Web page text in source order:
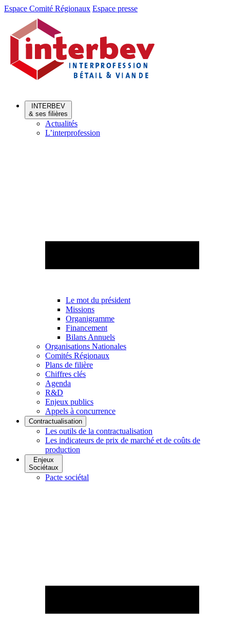
Aller
Aller
contenu
Espace Comité Régionaux Espace presse
INTERBEV
& ses filières
Actualités
L’interprofession
Le mot du président
Missions
Organigramme
Financement
Bilans Annuels
Organisations Nationales
Comités Régionaux
Plans de filière
Chiffres clés
Agenda
R&D
Enjeux publics
Appels à concurrence
Contractualisation
Les outils de la contractualisation
Les indicateurs de prix de marché et de coûts de
production
Enjeux
Sociétaux
Pacte sociétal